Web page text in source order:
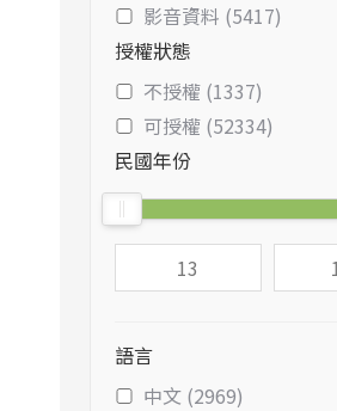
影音資料 (5417)
授權狀態
不授權 (1337)
可授權 (52334)
民國年份
語言
中文 (2969)